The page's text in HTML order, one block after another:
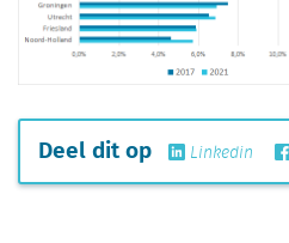
Deel dit op Linkedin